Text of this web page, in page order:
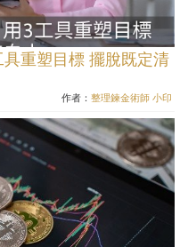
重塑目標 擺脫既定清
作者： 整理鍊金術師 小印